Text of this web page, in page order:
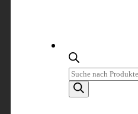
Products
search